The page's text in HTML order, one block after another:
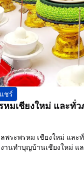
แชร์
มเชียงใหม่ และทั่ว
พระพรหม เชียงใหม่ แล
านทำบุญบ้านเชียงใหม่ แ